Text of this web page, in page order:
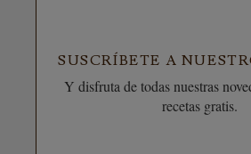
SUSCRÍBETE A
Y disfruta de todas nuestras
recetas gratis.